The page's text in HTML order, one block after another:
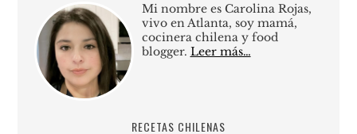
Mi nombre es Carolina Rojas,
vivo en Atlanta, soy mamá,
cocinera chilena y food
blogger. Leer más…
RECETAS CHILENAS